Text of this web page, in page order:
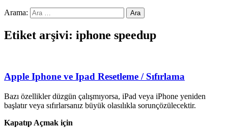
Arama:
Etiket arşivi: iphone speedup
Apple Iphone ve Ipad Resetleme / Sıfırlama
Bazı özellikler düzgün çalışmıyorsa, iPad veya iPhone yeniden
başlatır veya sıfırlarsanız büyük olasılıkla sorunçözülecektir.
Kapatıp Açmak için